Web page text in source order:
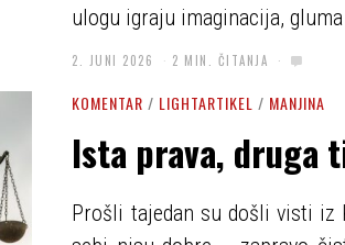
ulogu igraju imaginacija, gluma
2. JUNI 2026 2 MIN. ČITANJA
KOMENTAR / LIGHTARTIKEL / MANJINA
Ista prava, druga
Prošli tajedan su došli visti iz